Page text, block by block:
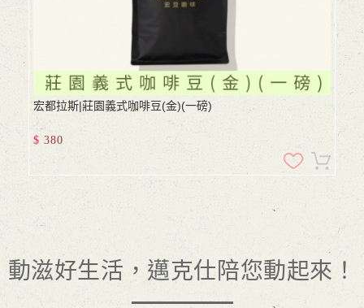
宏都拉斯|莊園義式咖啡豆(金)(一磅)
$ 380
動滋好生活，邁克仕陪您動起來！